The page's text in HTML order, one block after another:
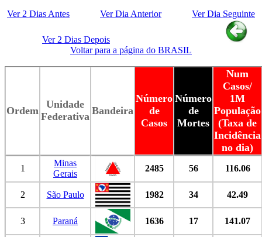
Ver 2 Dias Antes Ver Dia Anterior Ver Dia Seguinte
Ver 2 Dias Depois
Voltar para a página do BRASIL
Ordem
Unidade
Federativa Bandeira
Número
de
Casos
Número
de
Mortes
Num
Casos/
1M
População
(Taxa de
Incidência
no dia)
1
Minas
Gerais
2485 56 116.06
2 São Paulo 1982 34 42.49
3 Paraná 1636 17 141.07